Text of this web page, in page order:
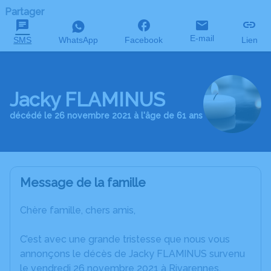
Partager
SMS WhatsApp Facebook E-mail Lien
Jacky FLAMINUS
décédé le 26 novembre 2021 à l'âge de 61 ans
Message de la famille
Chère famille, chers amis,
C’est avec une grande tristesse que nous vous
annonçons le décès de Jacky FLAMINUS survenu
le vendredi 26 novembre 2021 à Rivarennes.